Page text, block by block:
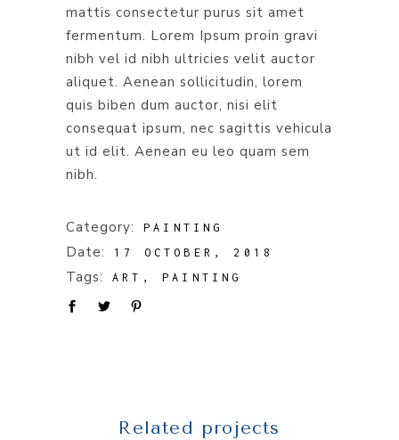
mattis consectetur purus sit amet
fermentum. Lorem Ipsum proin gravi
nibh vel id nibh ultricies velit auctor
aliquet. Aenean sollicitudin, lorem
quis biben dum auctor, nisi elit
consequat ipsum, nec sagittis vehicula
ut id elit. Aenean eu leo quam sem
nibh.
Category: PAINTING
Date: 17 OCTOBER, 2018
Tags: ART PAINTING
Related projects